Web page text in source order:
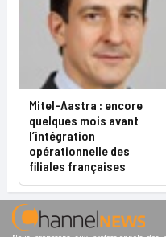
Mitel-Aastra : encore
quelques mois avant
l’intégration
opérationnelle des
filiales françaises